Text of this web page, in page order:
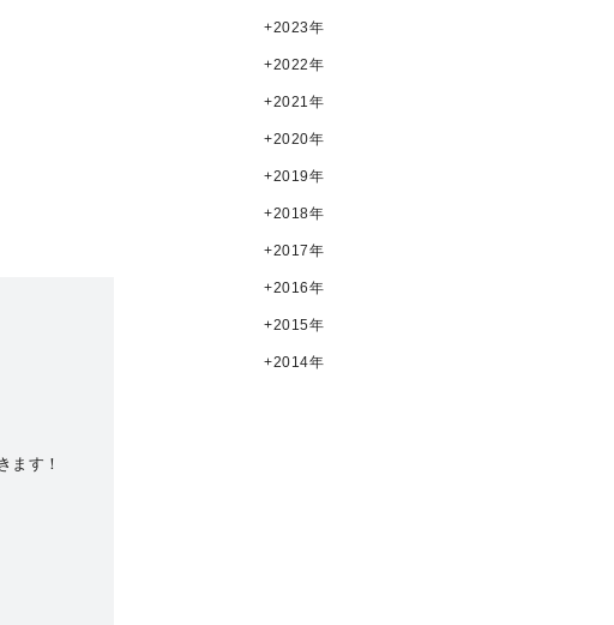
ます！
2023年
2022年
2021年
2020年
2019年
2018年
2017年
2016年
2015年
2014年